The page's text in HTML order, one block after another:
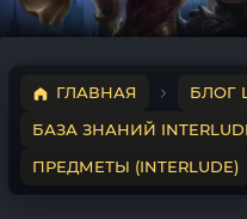
ГЛАВНАЯ
БЛОГ
БАЗА ЗНАНИЙ
ПРЕДМЕТЫ (INTERLUDE)